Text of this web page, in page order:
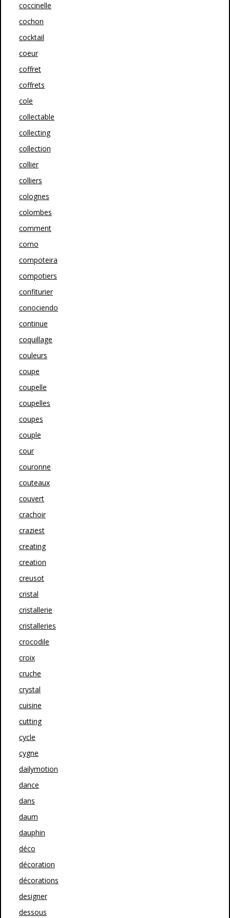
coccinelle
cochon
cocktail
coeur
coffret
coffrets
cole
collectable
collecting
collection
collier
colliers
colognes
colombes
comment
como
compoteira
compotiers
confiturier
conociendo
continue
coquillage
couleurs
coupe
coupelle
coupelles
coupes
couple
cour
couronne
couteaux
couvert
crachoir
craziest
creating
creation
creusot
cristal
cristallerie
cristalleries
crocodile
croix
cruche
crystal
cuisine
cutting
cycle
cygne
dailymotion
dance
dans
daum
dauphin
déco
décoration
décorations
designer
dessous